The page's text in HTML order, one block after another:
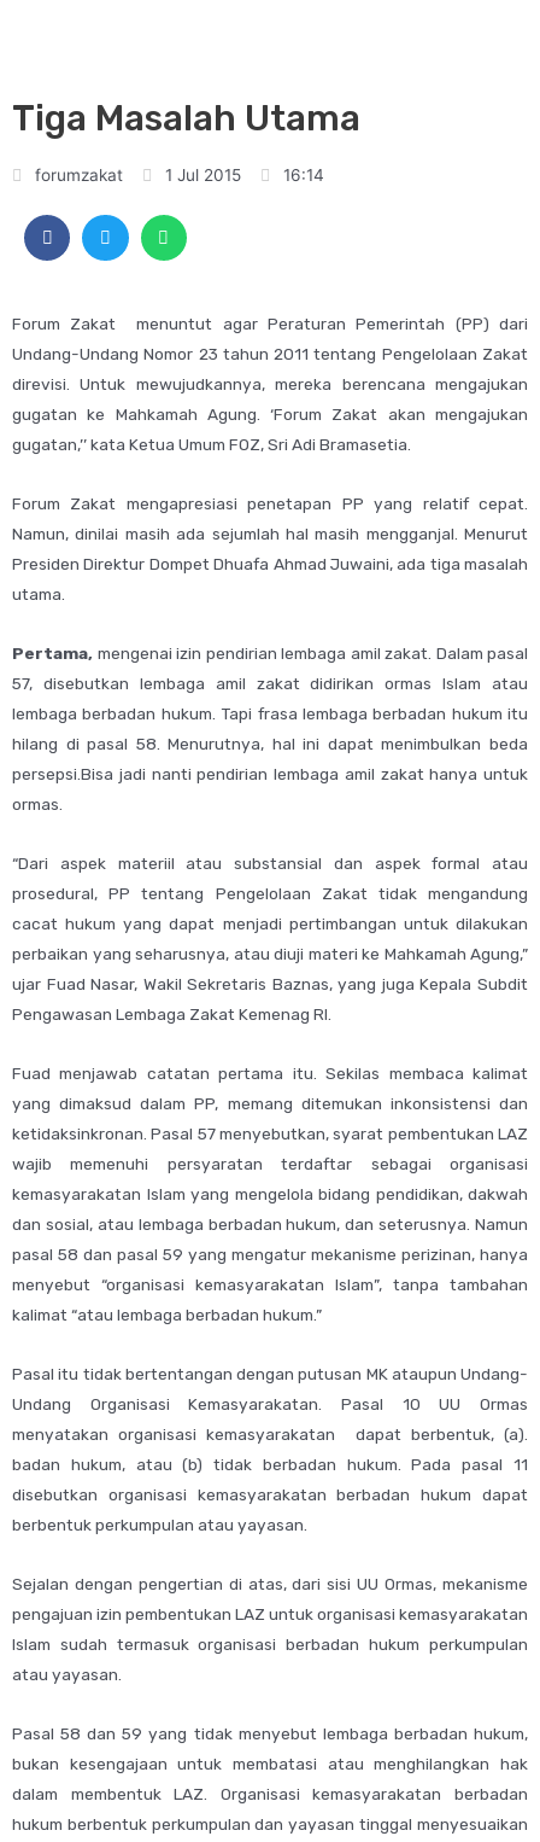
Tiga Masalah Utama
forumzakat 1 Jul 2015 16:14
Forum Zakat menuntut agar Peraturan Pemerintah (PP) dari
Undang-Undang Nomor 23 tahun 2011 tentang Pengelolaan Zakat
direvisi. Untuk mewujudkannya, mereka berencana mengajukan
gugatan ke Mahkamah Agung. ‘Forum Zakat akan mengajukan
gugatan,’’ kata Ketua Umum FOZ, Sri Adi Bramasetia.
Forum Zakat mengapresiasi penetapan PP yang relatif cepat.
Namun, dinilai masih ada sejumlah hal masih mengganjal. Menurut
Presiden Direktur Dompet Dhuafa Ahmad Juwaini, ada tiga masalah
utama.
Pertama, mengenai izin pendirian lembaga amil zakat. Dalam pasal
57, disebutkan lembaga amil zakat didirikan ormas Islam atau
lembaga berbadan hukum. Tapi frasa lembaga berbadan hukum itu
hilang di pasal 58. Menurutnya, hal ini dapat menimbulkan beda
persepsi.Bisa jadi nanti pendirian lembaga amil zakat hanya untuk
ormas.
“Dari aspek materiil atau substansial dan aspek formal atau
prosedural, PP tentang Pengelolaan Zakat tidak mengandung
cacat hukum yang dapat menjadi pertimbangan untuk dilakukan
perbaikan yang seharusnya, atau diuji materi ke Mahkamah Agung,”
ujar Fuad Nasar, Wakil Sekretaris Baznas, yang juga Kepala Subdit
Pengawasan Lembaga Zakat Kemenag RI.
Fuad menjawab catatan pertama itu. Sekilas membaca kalimat
yang dimaksud dalam PP, memang ditemukan inkonsistensi dan
ketidaksinkronan. Pasal 57 menyebutkan, syarat pembentukan LAZ
wajib memenuhi persyaratan terdaftar sebagai organisasi
kemasyarakatan Islam yang mengelola bidang pendidikan, dakwah
dan sosial, atau lembaga berbadan hukum, dan seterusnya. Namun
pasal 58 dan pasal 59 yang mengatur mekanisme perizinan, hanya
menyebut “organisasi kemasyarakatan Islam”, tanpa tambahan
kalimat “atau lembaga berbadan hukum.”
Pasal itu tidak bertentangan dengan putusan MK ataupun Undang-
Undang Organisasi Kemasyarakatan. Pasal 10 UU Ormas
menyatakan organisasi kemasyarakatan dapat berbentuk, (a).
badan hukum, atau (b) tidak berbadan hukum. Pada pasal 11
disebutkan organisasi kemasyarakatan berbadan hukum dapat
berbentuk perkumpulan atau yayasan.
Sejalan dengan pengertian di atas, dari sisi UU Ormas, mekanisme
pengajuan izin pembentukan LAZ untuk organisasi kemasyarakatan
Islam sudah termasuk organisasi berbadan hukum perkumpulan
atau yayasan.
Pasal 58 dan 59 yang tidak menyebut lembaga berbadan hukum,
bukan kesengajaan untuk membatasi atau menghilangkan hak
dalam membentuk LAZ. Organisasi kemasyarakatan berbadan
hukum berbentuk perkumpulan dan yayasan tinggal menyesuaikan